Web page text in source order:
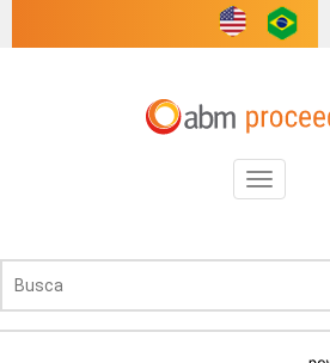
Toggle
navigation